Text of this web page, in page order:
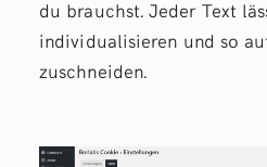
du brauchst. Jeder Text
individualisieren und so
zuschneiden.